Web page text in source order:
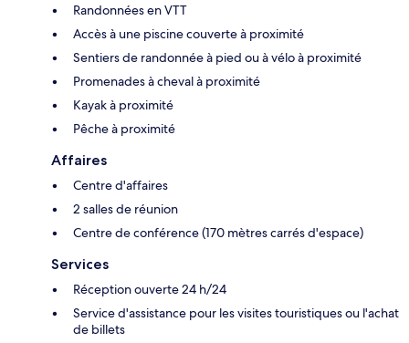
Randonnées en VTT
Accès à une piscine couverte à proximité
Sentiers de randonnée à pied ou à vélo à proximité
Promenades à cheval à proximité
Kayak à proximité
Pêche à proximité
Affaires
Centre d'affaires
2 salles de réunion
Centre de conférence (170 mètres carrés d'espace)
Services
Réception ouverte 24 h/24
Service d'assistance pour les visites touristiques ou l'achat
de billets